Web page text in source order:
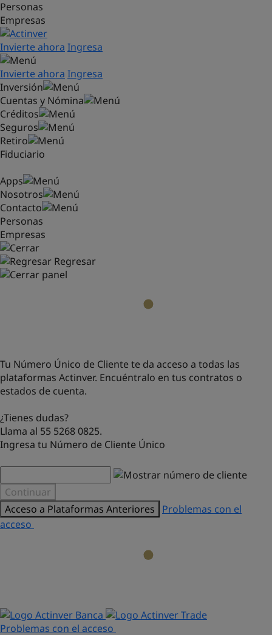
Saltar al contenido principal
Personas
Empresas
Invierte ahora Ingresa
Invierte ahora Ingresa
Inversión
Cuentas y Nómina
Créditos
Seguros
Retiro
Fiduciario
Apps
Nosotros
Contacto
Personas
Empresas
Regresar
Tu Número Único de Cliente te da acceso a todas las
plataformas Actinver. Encuéntralo en tus contratos o
estados de cuenta.
¿Tienes dudas?
Llama al 55 5268 0825.
Ingresa tu Número de Cliente Único
Continuar
Acceso a Plataformas Anteriores
Problemas con el
acceso
Problemas con el acceso